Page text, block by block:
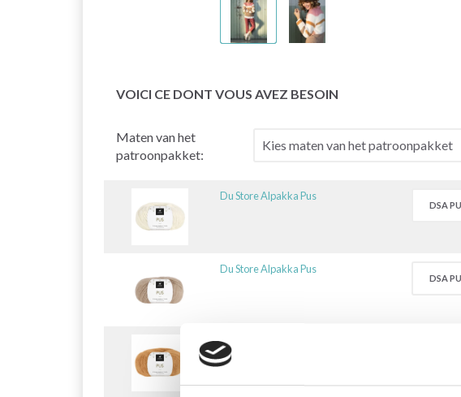
VOICI CE DONT VOUS AVEZ BESOIN
Maten van het
patroonpakket:
Du Store Alpakka Pus
Du Store Alpakka Pus
Du Store Alpakka Pus